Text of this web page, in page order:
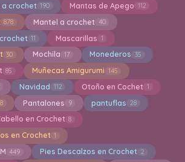
a crochet 190 Mantas de Apego 112
878 Mantel a crochet 40
11 Mascarillas 1
30 Mochila 17 Monederos 35
85 Muñecas Amigurumi 145
Navidad 112 Otoño en Cochet 1
Pantalones 9 pantuflas 28
en Crochet 8
en Crochet 1
449 Pies Descalzos en Crochet 2